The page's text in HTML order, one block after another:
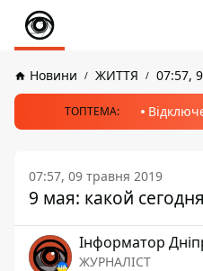
Новини ЖИТТЯ 07:57,
ТОПТЕМА:
07:57, 09 травня 2019
9 мая: какой
Інформатор
ЖУРНАЛІСТ